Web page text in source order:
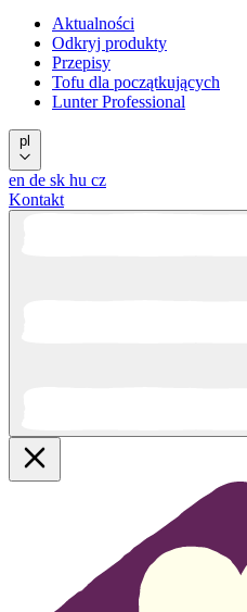
Aktualności
Odkryj produkty
Przepisy
Tofu dla początkujących
Lunter Professional
pl
en de sk hu cz
Kontakt